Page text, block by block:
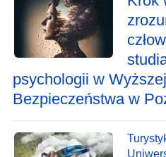
psychologii w
Bezpieczeństwa w